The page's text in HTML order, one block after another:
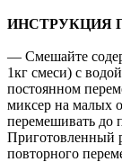
ИНСТРУКЦИЯ
— Смешайте
1кг смеси) с
постоянном
миксер на малых
перемешивать до
Приготовленный
повторного